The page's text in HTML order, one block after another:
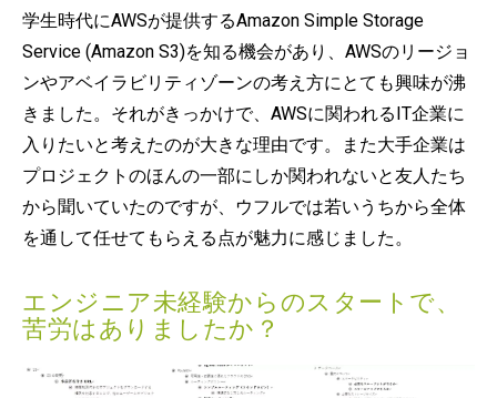
学生時代にAWSが提供するAmazon Simple Storage
Service (Amazon S3)を知る機会があり、AWSのリージョ
ンやアベイラビリティゾーンの考え方にとても興味が沸
きました。それがきっかけで、AWSに関われるIT企業に
入りたいと考えたのが大きな理由です。また大手企業は
プロジェクトのほんの一部にしか関われないと友人たち
から聞いていたのですが、ウフルでは若いうちから全体
を通して任せてもらえる点が魅力に感じました。
エンジニア未経験からのスタートで、
苦労はありましたか？